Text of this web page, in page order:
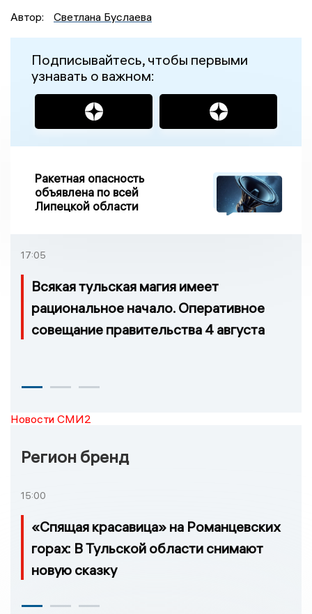
Автор:
Светлана Буслаева
Подписывайтесь, чтобы первыми
узнавать о важном:
Ракетная опасность
объявлена по всей
Липецкой области
17:05
Всякая тульская магия имеет
рациональное начало. Оперативное
совещание правительства 4 августа
Новости СМИ2
Регион бренд
15:00
«Спящая красавица» на Романцевских
горах: В Тульской области снимают
новую сказку